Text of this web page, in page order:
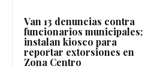
Van 13 denuncias contra
funcionarios municipales;
instalan kiosco para
reportar extorsiones en
Zona Centro